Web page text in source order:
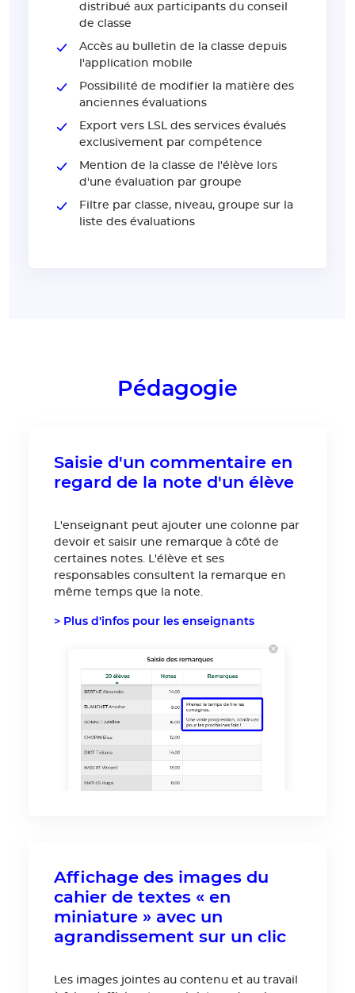
distribué aux participants du conseil
de classe
Accès au bulletin de la classe depuis
l'application mobile
Possibilité de modifier la matière des
anciennes évaluations
Export vers LSL des services évalués
exclusivement par compétence
Mention de la classe de l'élève lors
d'une évaluation par groupe
Filtre par classe, niveau, groupe sur la
liste des évaluations
Pédagogie
Saisie d'un commentaire en
regard de la note d'un élève
L'enseignant peut ajouter une colonne par
devoir et saisir une remarque à côté de
certaines notes. L'élève et ses
responsables consultent la remarque en
même temps que la note.
> Plus d'infos pour les enseignants
Affichage des images du
cahier de textes « en
miniature » avec un
agrandissement sur un clic
Les images jointes au contenu et au travail